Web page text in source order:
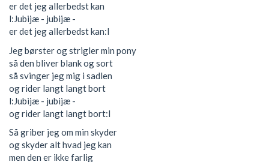
er det jeg allerbedst kan
l:Jubijæ - jubijæ -
er det jeg allerbedst kan:l
Jeg børster og strigler min pony
så den bliver blank og sort
så svinger jeg mig i sadlen
og rider langt langt bort
l:Jubijæ - jubijæ -
og rider langt langt bort:l
Så griber jeg om min skyder
og skyder alt hvad jeg kan
men den er ikke farlig